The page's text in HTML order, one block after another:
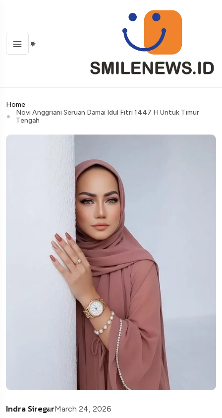
Home
Novi Anggriani Seruan Damai Idul Fitri 1447 H Untuk Timur
Tengah
Indra SiregarMarch 24, 2026